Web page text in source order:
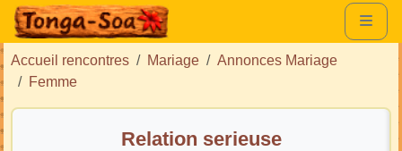
Accueil rencontres Mariage
Annonces Mariage
Femme
Relation serieuse